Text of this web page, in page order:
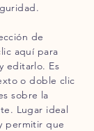
de
aquí para
editarlo. Es
o doble clic
sobre la
Lugar ideal
permitir que